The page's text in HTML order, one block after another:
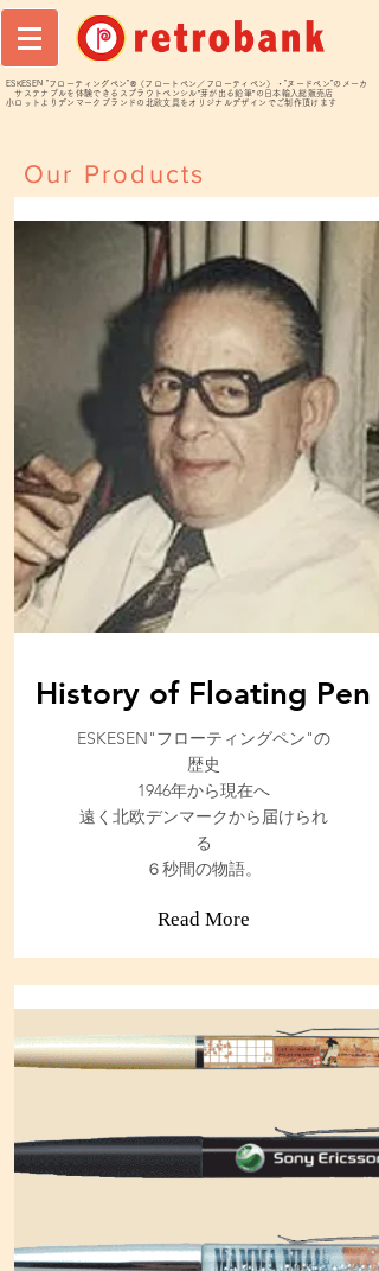
ESKESEN "フローティングペン"®️（フロートペン／フローティペン）・"ヌードペン"のメーカ
サステナブルを体験できるスプラウトペンシル”芽が出る鉛筆”の日本輸入総販売店
小ロットよりデンマークブランドの北欧文具をオリジナルデザインでご制作頂けます
Our Products
History of Floating Pen
ESKESEN"フローティングペン"の
歴史
1946年から現在へ
遠く北欧デンマークから届けられ
る
​６秒間の物語。
Read More